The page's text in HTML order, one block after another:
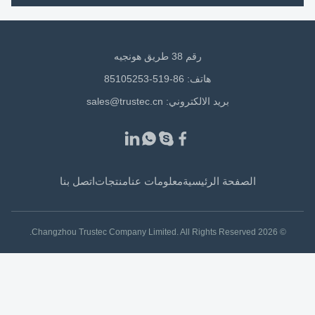
هاتف: 86-519-85105253
بريد الالكتروني: sales@trustec.cn
الصفحة الرئيسيةمعلومات عنامنتجاتاتصل بنا